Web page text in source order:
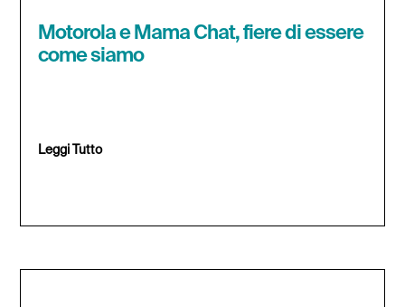
Motorola e Mama Chat, fiere di essere
come siamo
Leggi Tutto